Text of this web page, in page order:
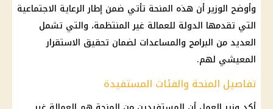
وأوضح الوزير أن هذه المنحة تأتي ضمن إطار الرعاية الاجتماعية
التي تقدمها الدولة للعمالة غير المنتظمة، والتي تشمل
العديد من البرامج والمساعدات لضمان تحقيق الاستقرار
المعيشي لهم.
تفاصيل المنحة والفئات المستفيدة